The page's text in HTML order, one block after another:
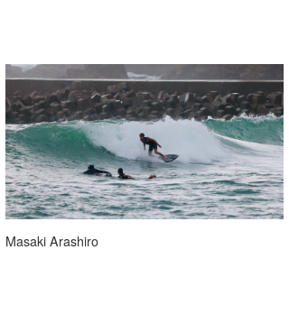
Masaki Arashiro